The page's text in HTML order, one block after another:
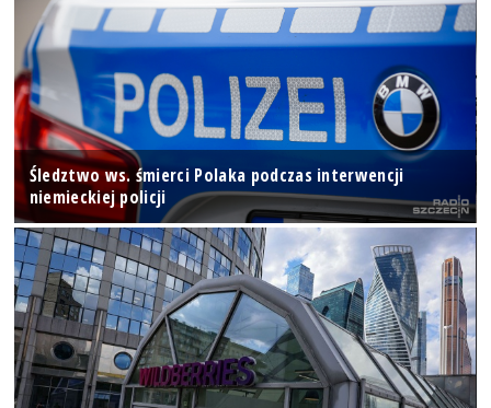
Śledztwo ws. śmierci Polaka podczas interwencji
niemieckiej policji